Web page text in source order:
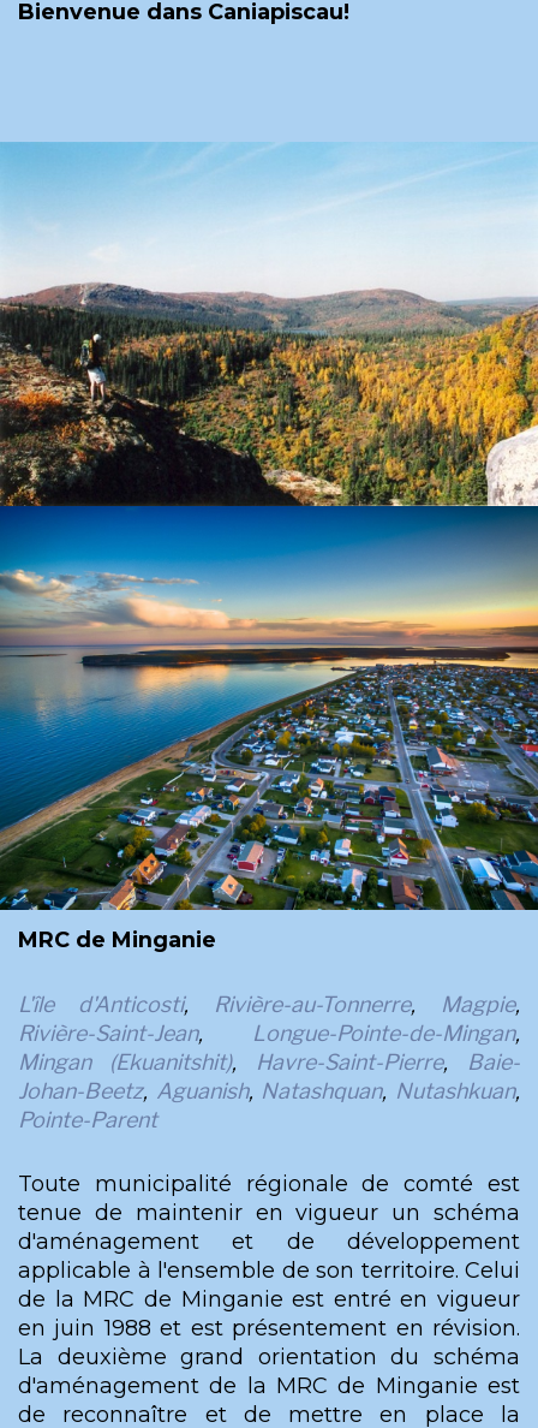
Bienvenue dans Caniapiscau!
MRC de Minganie
L'île d'Anticosti, Rivière-au-Tonnerre, Magpie,
Rivière-Saint-Jean, Longue-Pointe-de-Mingan,
Mingan (Ekuanitshit), Havre-Saint-Pierre, Baie-
Johan-Beetz, Aguanish, Natashquan, Nutashkuan,
Pointe-Parent
Toute municipalité régionale de comté est
tenue de maintenir en vigueur un schéma
d'aménagement et de développement
applicable à l'ensemble de son territoire. Celui
de la MRC de Minganie est entré en vigueur
en juin 1988 et est présentement en révision.
La deuxième grand orientation du schéma
d'aménagement de la MRC de Minganie est
de reconnaître et de mettre en place la